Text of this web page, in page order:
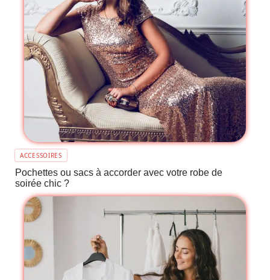
ACCESSOIRES
Pochettes ou sacs à accorder avec votre robe de
soirée chic ?